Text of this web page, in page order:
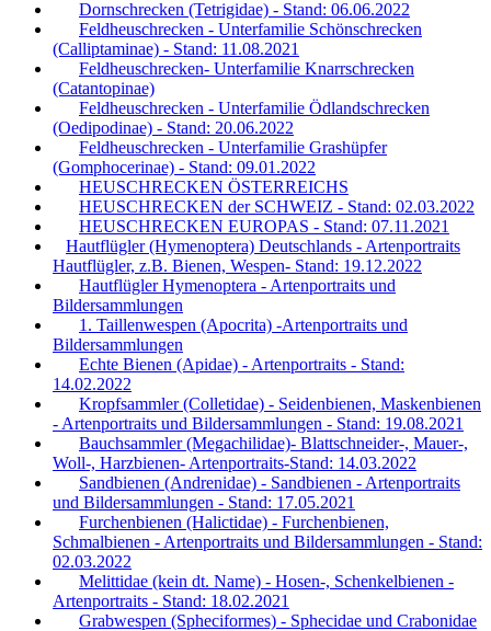
Dornschrecken (Tetrigidae) - Stand: 06.06.2022
Feldheuschrecken - Unterfamilie Schönschrecken
(Calliptaminae) - Stand: 11.08.2021
Feldheuschrecken- Unterfamilie Knarrschrecken
(Catantopinae)
Feldheuschrecken - Unterfamilie Ödlandschrecken
(Oedipodinae) - Stand: 20.06.2022
Feldheuschrecken - Unterfamilie Grashüpfer
(Gomphocerinae) - Stand: 09.01.2022
HEUSCHRECKEN ÖSTERREICHS
HEUSCHRECKEN der SCHWEIZ - Stand: 02.03.2022
HEUSCHRECKEN EUROPAS - Stand: 07.11.2021
Hautflügler (Hymenoptera) Deutschlands - Artenportraits
Hautflügler, z.B. Bienen, Wespen- Stand: 19.12.2022
Hautflügler Hymenoptera - Artenportraits und
Bildersammlungen
1. Taillenwespen (Apocrita) -Artenportraits und
Bildersammlungen
Echte Bienen (Apidae) - Artenportraits - Stand:
14.02.2022
Kropfsammler (Colletidae) - Seidenbienen, Maskenbienen
- Artenportraits und Bildersammlungen - Stand: 19.08.2021
Bauchsammler (Megachilidae)- Blattschneider-, Mauer-,
Woll-, Harzbienen- Artenportraits-Stand: 14.03.2022
Sandbienen (Andrenidae) - Sandbienen - Artenportraits
und Bildersammlungen - Stand: 17.05.2021
Furchenbienen (Halictidae) - Furchenbienen,
Schmalbienen - Artenportraits und Bildersammlungen - Stand:
02.03.2022
Melittidae (kein dt. Name) - Hosen-, Schenkelbienen -
Artenportraits - Stand: 18.02.2021
Grabwespen (Spheciformes) - Sphecidae und Crabonidae